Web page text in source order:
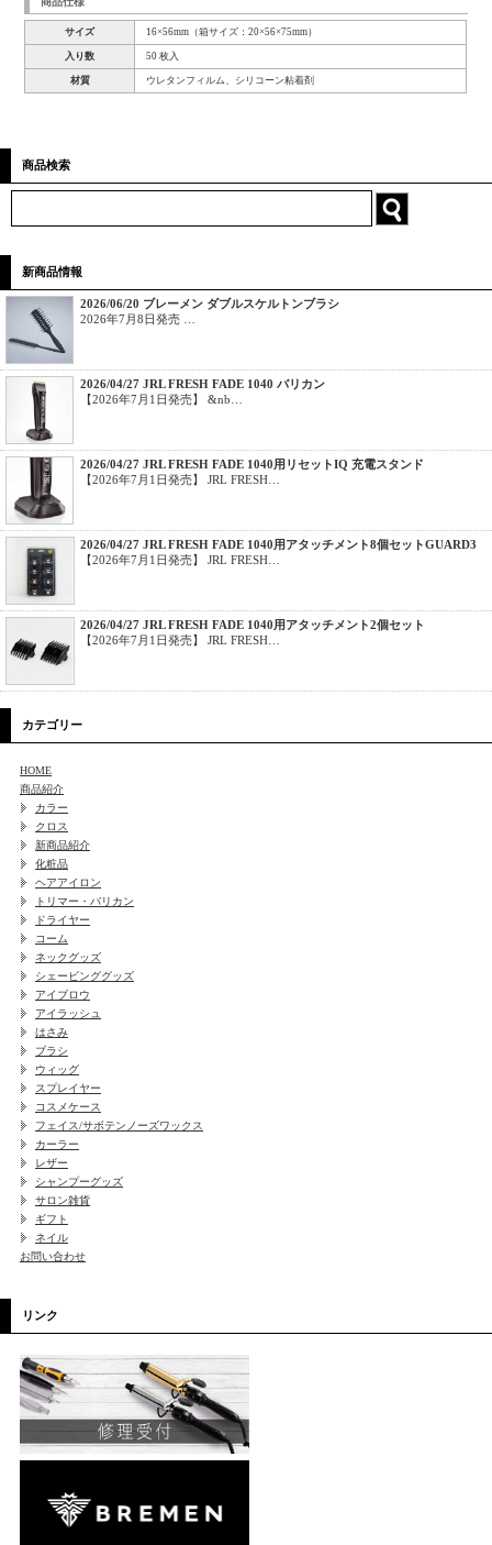
サイズ 16×56mm（箱サイズ：20×56×75mm）
入り数 50 枚入
材質 ウレタンフィルム、シリコーン粘着剤
商品検索
新商品情報
2026/06/20 ブレーメン ダブルスケルトンブラシ
2026年7月8日発売 …
2026/04/27 JRL FRESH FADE 1040 バリカン
【2026年7月1日発売】 &nb…
2026/04/27 JRL FRESH FADE 1040用リセットIQ 充電スタンド
【2026年7月1日発売】 JRL FRESH…
2026/04/27 JRL FRESH FADE 1040用アタッチメント8個セットGUARD3
【2026年7月1日発売】 JRL FRESH…
2026/04/27 JRL FRESH FADE 1040用アタッチメント2個セット
【2026年7月1日発売】 JRL FRESH…
カテゴリー
HOME
商品紹介
カラー
クロス
新商品紹介
化粧品
ヘアアイロン
トリマー・バリカン
ドライヤー
コーム
ネックグッズ
シェービンググッズ
アイブロウ
アイラッシュ
はさみ
ブラシ
ウィッグ
スプレイヤー
コスメケース
フェイス/サボテンノーズワックス
カーラー
レザー
シャンプーグッズ
サロン雑貨
ギフト
ネイル
お問い合わせ
リンク